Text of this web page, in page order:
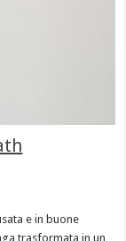
e in buone
trasformata in un